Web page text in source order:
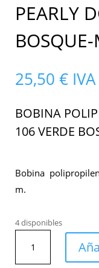
PEARLY
25,50 €
BOBINA
106 VERDE
Bobina
m.
4 disponibles
polipropileno
Pearly